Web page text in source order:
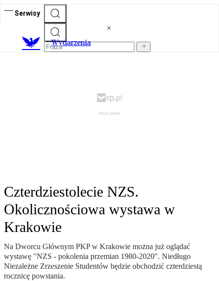
Serwisy
Wydarzenia
Czterdziestolecie NZS.
Okolicznościowa wystawa w
Krakowie
Na Dworcu Głównym PKP w Krakowie można już oglądać
wystawę "NZS - pokolenia przemian 1980-2020". Niedługo
Niezależne Zrzeszenie Studentów będzie obchodzić czterdziestą
rocznicę powstania.